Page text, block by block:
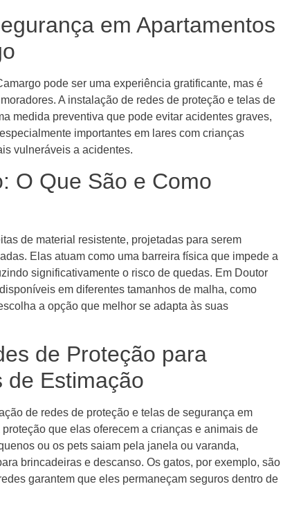
em Apartamentos
pode ser uma experiência gratificante, mas é
A instalação de redes de proteção e telas de
medida preventiva que pode evitar acidentes graves,
importantes em lares com crianças
vulneráveis a acidentes.
O Que São e Como
de material resistente, projetadas para serem
Elas atuam como uma barreira física que impede a
significativamente o risco de quedas. Em Doutor
em diferentes tamanhos de malha, como
a opção que melhor se adapta às suas
de Proteção para
de Estimação
de redes de proteção e telas de segurança em
que elas oferecem a crianças e animais de
ou os pets saiam pela janela ou varanda,
brincadeiras e descanso. Os gatos, por exemplo, são
garantem que eles permaneçam seguros dentro de